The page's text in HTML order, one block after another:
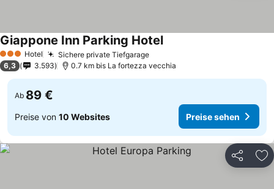
3 SterneHotel Sichere private Tiefgarage
Giappone Inn Parking Hotel
6,3 3.593 0.7 km bis La fortezza vecchia
Ab 89 €
Preise von 10 Websites Preise sehen
Teilen